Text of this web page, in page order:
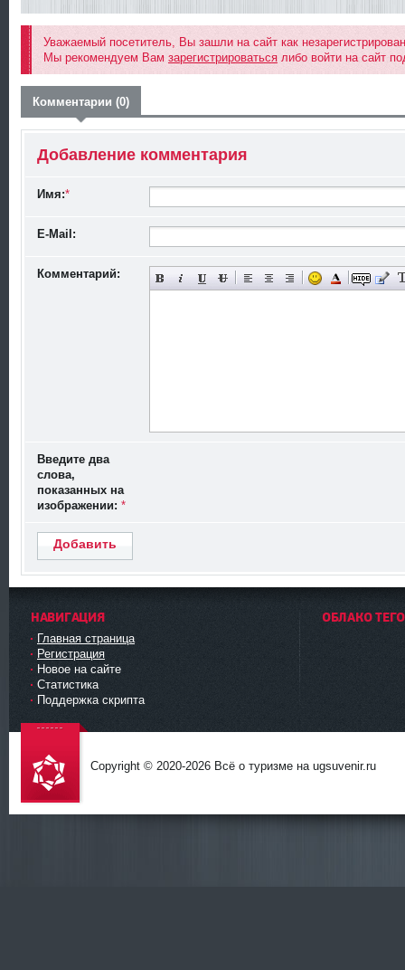
Уважаемый посетитель, Вы зашли на сайт как
Мы рекомендуем Вам зарегистрироваться либо войти на сайт
Комментарии (0)
Добавление комментария
Имя:*
E-Mail:
Комментарий:
Введите два
слова,
показанных на
изображении: *
Добавить
НАВИГАЦИЯ
Главная страница
Регистрация
Новое на сайте
Статистика
Поддержка скрипта
ОБЛАКО
DataLife
Copyright © 2020-2026 Всё о туризме на ugsuvenir.ru